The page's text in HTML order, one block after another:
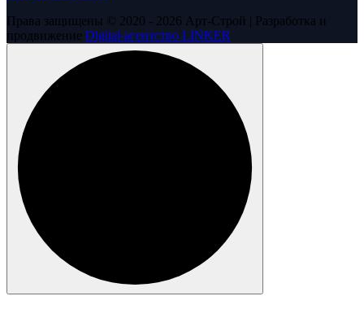
Права защищены © 2020 - 2026 Арт-Строй | Разработка и
продвижение Digital-агентство LINKER